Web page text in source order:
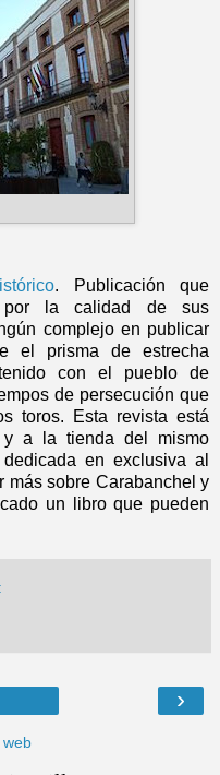
. Publicación que
por la calidad de sus
complejo en publicar
el prisma de estrecha
con el pueblo de
de persecución que
toros. Esta revista está
y a la tienda del mismo
en exclusiva al
más sobre Carabanchel y
un libro que pueden
›